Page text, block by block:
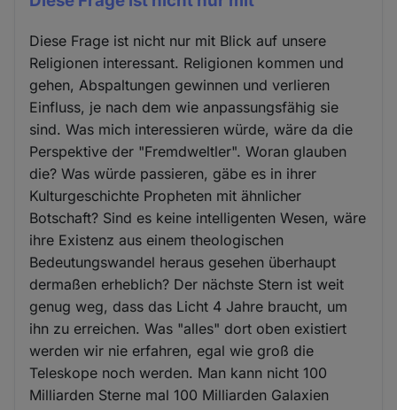
Diese Frage ist nicht nur mit Blick auf unsere
Religionen interessant. Religionen kommen und
gehen, Abspaltungen gewinnen und verlieren
Einfluss, je nach dem wie anpassungsfähig sie
sind. Was mich interessieren würde, wäre da die
Perspektive der "Fremdweltler". Woran glauben
die? Was würde passieren, gäbe es in ihrer
Kulturgeschichte Propheten mit ähnlicher
Botschaft? Sind es keine intelligenten Wesen, wäre
ihre Existenz aus einem theologischen
Bedeutungswandel heraus gesehen überhaupt
dermaßen erheblich? Der nächste Stern ist weit
genug weg, dass das Licht 4 Jahre braucht, um
ihn zu erreichen. Was "alles" dort oben existiert
werden wir nie erfahren, egal wie groß die
Teleskope noch werden. Man kann nicht 100
Milliarden Sterne mal 100 Milliarden Galaxien